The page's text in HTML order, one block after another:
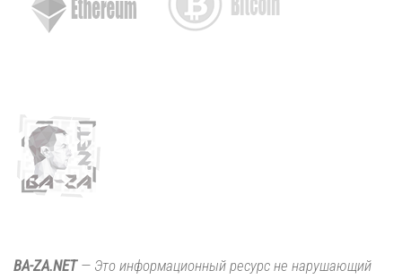
BA-ZA.NET— Это информационный ресурс не нарушающий